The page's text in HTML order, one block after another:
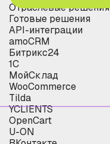
Отраслевые решения
Готовые решения
API-интеграции
amoCRM
Битрикс24
1С
МойСклад
WooCommerce
Tilda
YCLIENTS
OpenCart
U-ON